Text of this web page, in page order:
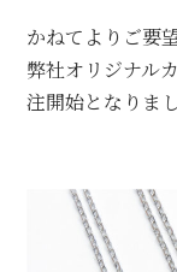
クローバーインカ
カメリアカット
ゆきんこカット
かねてよりご要
弊社オリジナル
注開始となりまし